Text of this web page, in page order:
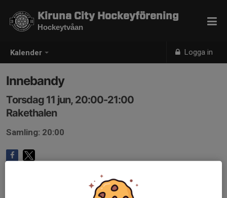
Kalender Logga in
Kiruna City Hockeyförening
Hockeytvåan
Innebandy
Torsdag 11 jun, 20:00-21:00
Rakethalen
Samling: 20:00